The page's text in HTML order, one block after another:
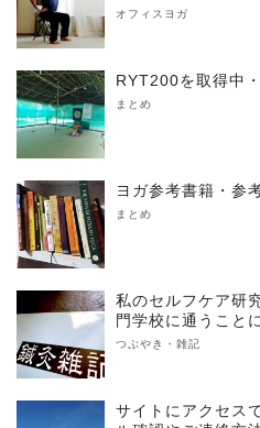
オフィスヨガ
RYT200を取得中
まとめ
ヨガ参考書籍・参
まとめ
私のセルフケア研
門学校に通うこと
つぶやき・雑記
サイトにアクセス